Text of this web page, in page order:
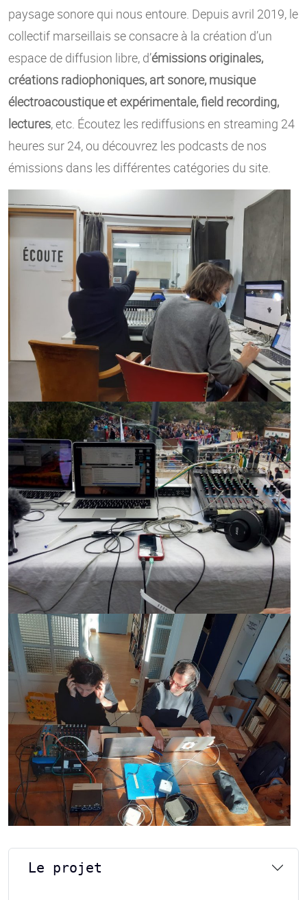
paysage sonore qui nous entoure. Depuis avril 2019, le
collectif marseillais se consacre à la création d’un
espace de diffusion libre, d’émissions originales,
créations radiophoniques, art sonore, musique
électroacoustique et expérimentale, field recording,
lectures, etc. Écoutez les rediffusions en streaming 24
heures sur 24, ou découvrez les podcasts de nos
émissions dans les différentes catégories du site.
Le projet